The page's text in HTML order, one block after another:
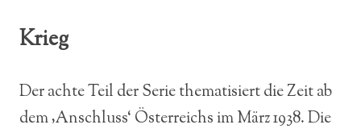
Krieg
Der achte Teil der Serie thematisiert die Zeit ab
dem ‚Anschluss‘ Österreichs im März 1938. Die